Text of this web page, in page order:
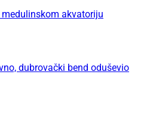
akvatoriju
dubrovački bend oduševio